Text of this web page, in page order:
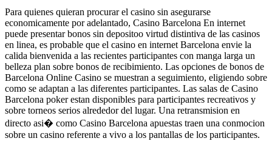
Para quienes quieran procurar el casino sin asegurarse
economicamente por adelantado, Casino Barcelona En internet
puede presentar bonos sin depositoo virtud distintiva de las casinos
en linea, es probable que el casino en internet Barcelona envie la
calida bienvenida a las recientes participantes con manga larga un
belleza plan sobre bonos de recibimiento. Las opciones de bonos de
Barcelona Online Casino se muestran a seguimiento, eligiendo sobre
como se adaptan a las diferentes participantes. Las salas de Casino
Barcelona poker estan disponibles para participantes recreativos y
sobre torneos serios alrededor del lugar. Una retransmision en
directo asi� como Casino Barcelona apuestas traen una conmocion
sobre un casino referente a vivo a los pantallas de los participantes.